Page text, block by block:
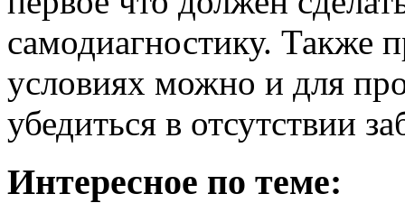
самодиагностику. Также
условиях можно и для
убедиться в отсутствии
Интересное по теме: